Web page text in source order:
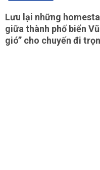
Lưu lại những
giữa thành phố biển
gió” cho chuyến đi